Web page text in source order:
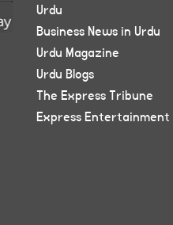
Urdu
Business News in Urdu
Urdu Magazine
Urdu Blogs
The Express Tribune
Express Entertainment